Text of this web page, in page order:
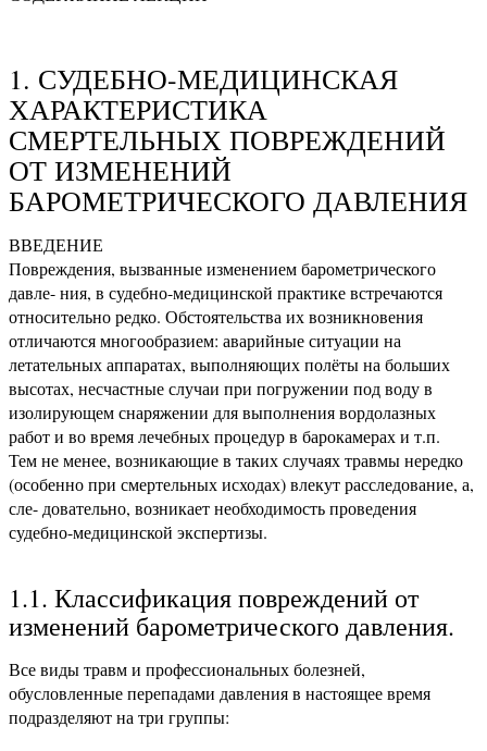
1. СУДЕБНО-МЕДИЦИНСКАЯ
ХАРАКТЕРИСТИКА
СМЕРТЕЛЬНЫХ ПОВРЕЖДЕНИЙ
ОТ ИЗМЕНЕНИЙ
БАРОМЕТРИЧЕСКОГО ДАВЛЕНИЯ
ВВЕДЕНИЕ
Повреждения, вызванные изменением барометрического
давле- ния, в судебно-медицинской практике встречаются
относительно редко. Обстоятельства их возникновения
отличаются многообразием: аварийные ситуации на
летательных аппаратах, выполняющих полёты на больших
высотах, несчастные случаи при погружении под воду в
изолирующем снаряжении для выполнения вордолазных
работ и во время лечебных процедур в барокамерах и т.п.
Тем не менее, возникающие в таких случаях травмы нередко
(особенно при смертельных исходах) влекут расследование, а,
сле- довательно, возникает необходимость проведения
судебно-медицинской экспертизы.
1.1. Классификация повреждений от
изменений барометрического давления.
Все виды травм и профессиональных болезней,
обусловленные перепадами давления в настоящее время
подразделяют на три группы: